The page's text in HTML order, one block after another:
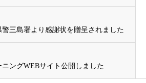
三島署より感謝状を贈呈されました
ングWEBサイト公開しました